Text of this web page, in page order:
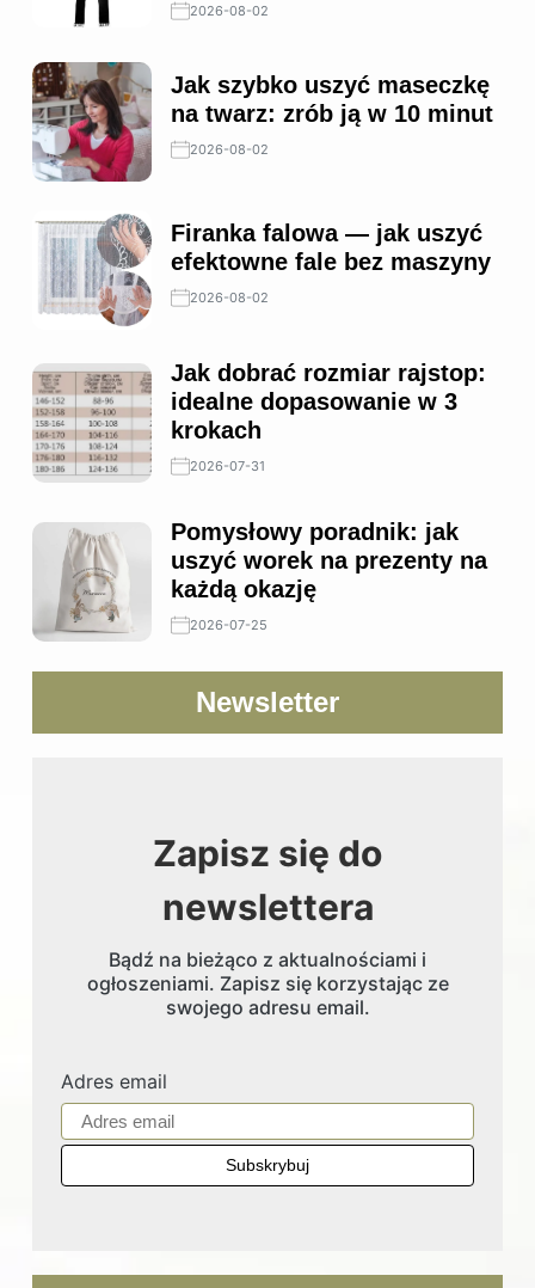
2026-08-02
Jak szybko uszyć maseczkę
na twarz: zrób ją w 10 minut
2026-08-02
Firanka falowa — jak uszyć
efektowne fale bez maszyny
2026-08-02
Jak dobrać rozmiar rajstop:
idealne dopasowanie w 3
krokach
2026-07-31
Pomysłowy poradnik: jak
uszyć worek na prezenty na
każdą okazję
2026-07-25
Newsletter
Zapisz się do
newslettera
Bądź na bieżąco z aktualnościami i
ogłoszeniami. Zapisz się korzystając ze
swojego adresu email.
Adres email